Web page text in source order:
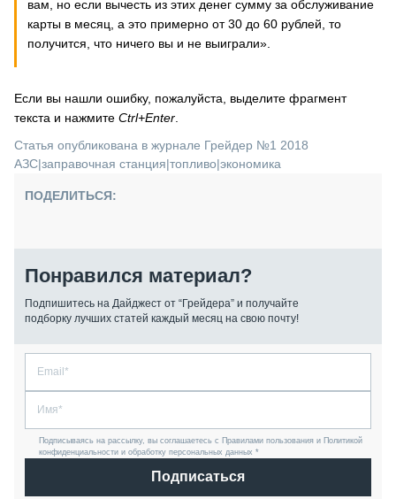
вам, но если вычесть из этих денег сумму за обслуживание
карты в месяц, а это примерно от 30 до 60 рублей, то
получится, что ничего вы и не выиграли».
Если вы нашли ошибку, пожалуйста, выделите фрагмент
текста и нажмите Ctrl+Enter
Статья опубликована в журнале Грейдер №1 2018
АЗС|заправочная станция|топливо|экономика
ПОДЕЛИТЬСЯ:
Понравился материал?
Подпишитесь на Дайджест от “Грейдера” и получайте
подборку лучших статей каждый месяц на свою почту!
Подписываясь на рассылку, вы соглашаетесь с Правилами пользования и Политикой
конфиденциальности и обработку персональных данных *
Подписаться